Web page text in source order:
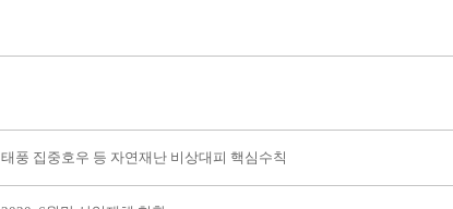
태풍 집중호우 등 자연재난 비상대피 핵심수칙